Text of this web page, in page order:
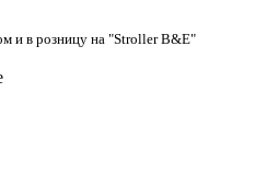
и в розницу на "Stroller B&E"